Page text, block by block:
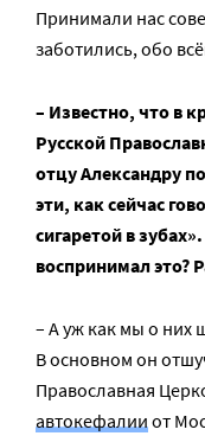
Принимали нас
заботились, обо
– Известно, что в
Русской
отцу Александру
эти, как сейчас
сигаретой в
воспринимал это?
– А уж как мы о них
В основном он
Православная
автокефалии от